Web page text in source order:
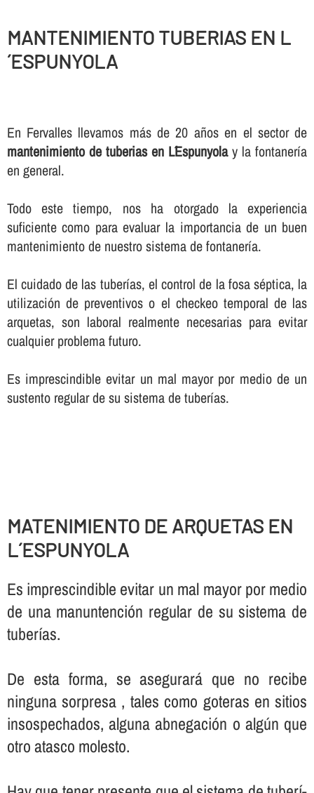
MANTENIMIENTO TUBERIAS EN L
´ESPUNYOLA
En Fervalles llevamos más de 20 años en el sector de
mantenimiento de tuberias en L´Espunyolay la fontanerí­a
en general.
Todo este tiempo, nos ha otorgado la experiencia
suficiente como para evaluar la importancia de un buen
mantenimiento de nuestro sistema de fontanerí­a.
El cuidado de las tuberí­as, el control de la fosa séptica, la
utilización de preventivos o el checkeo temporal de las
arquetas, son laboral realmente necesarias para evitar
cualquier problema futuro.
Es imprescindible evitar un mal mayor por medio de un
sustento regular de su sistema de tuberí­as.
MATENIMIENTO DE ARQUETAS EN
L´ESPUNYOLA
Es imprescindible evitar un mal mayor por medio
de una manuntención regular de su sistema de
tuberí­as.
De esta forma, se asegurará que no recibe
ninguna sorpresa , tales como goteras en sitios
insospechados, alguna abnegación o algún que
otro atasco molesto.